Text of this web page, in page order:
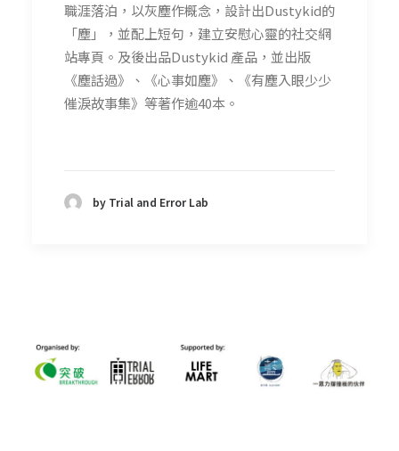
職涯落泊，以灰塵作概念，設計出Dustykid的
「塵」，並配上短句，建立安慰心靈的社交網
站專頁。及後出品Dustykid 產品，並出版
《塵話過》、《心事如塵》、《有塵入眼少少
催淚故事集》等著作逾40本。
by Trial and Error Lab